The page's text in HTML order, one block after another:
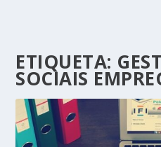
ETIQUETA:
SOCIAIS